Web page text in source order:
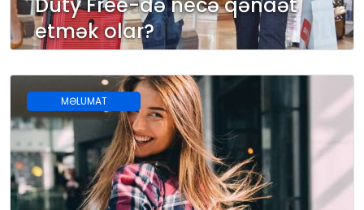
etmək olar?
MƏLUMAT